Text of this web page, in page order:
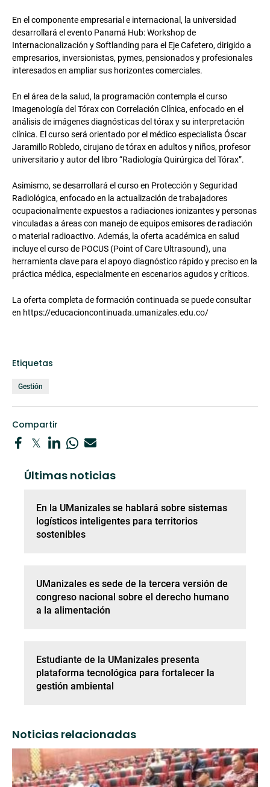
En el componente empresarial e internacional, la universidad
desarrollará el evento Panamá Hub: Workshop de
Internacionalización y Softlanding para el Eje Cafetero, dirigido a
empresarios, inversionistas, pymes, pensionados y profesionales
interesados en ampliar sus horizontes comerciales.
En el área de la salud, la programación contempla el curso
Imagenología del Tórax con Correlación Clínica, enfocado en el
análisis de imágenes diagnósticas del tórax y su interpretación
clínica. El curso será orientado por el médico especialista Óscar
Jaramillo Robledo, cirujano de tórax en adultos y niños, profesor
universitario y autor del libro “Radiología Quirúrgica del Tórax”.
Asimismo, se desarrollará el curso en Protección y Seguridad
Radiológica, enfocado en la actualización de trabajadores
ocupacionalmente expuestos a radiaciones ionizantes y personas
vinculadas a áreas con manejo de equipos emisores de radiación
o material radioactivo. Además, la oferta académica en salud
incluye el curso de POCUS (Point of Care Ultrasound), una
herramienta clave para el apoyo diagnóstico rápido y preciso en la
práctica médica, especialmente en escenarios agudos y críticos.
La oferta completa de formación continuada se puede consultar
en https://educacioncontinuada.umanizales.edu.co/
Etiquetas
Gestión
Compartir
Últimas noticias
En la UManizales se hablará sobre sistemas
logísticos inteligentes para territorios
sostenibles
UManizales es sede de la tercera versión de
congreso nacional sobre el derecho humano
a la alimentación
Estudiante de la UManizales presenta
plataforma tecnológica para fortalecer la
gestión ambiental
Noticias relacionadas